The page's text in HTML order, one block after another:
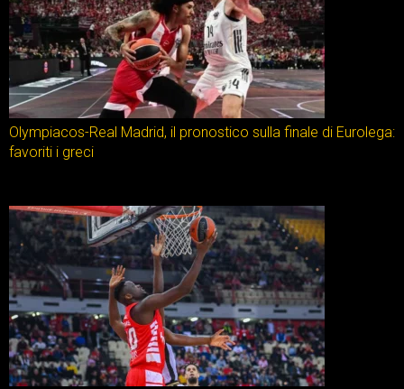
Olympiacos-Real Madrid, il pronostico sulla finale di Eurolega:
favoriti i greci